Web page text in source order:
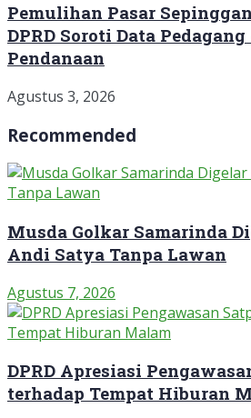
Pemulihan Pasar
DPRD Soroti Data
Pendanaan
Agustus 3, 2026
Recommended
Musda Golkar Samarinda
Andi Satya Tanpa Lawan
Agustus 7, 2026
DPRD Apresiasi
terhadap Tempat Hiburan